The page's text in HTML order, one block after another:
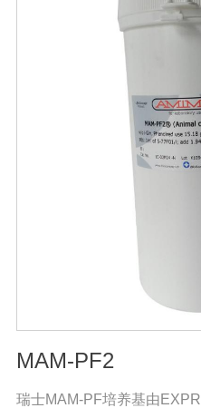
等, 升温后2-3天, 臭味大幅
可达到基本腐熟状态。4、
能杀灭发酵物中的病菌、虫
损失少, 腐殖质含量高, 钾元
量】 本品1公斤可发酵2-3吨
糠或玉米面或者干的发酵物
匀, 堆成堆(夏天堆高控制在
间, 并用薄膜或草帘覆盖,
物揭开)。待温度升到45℃(
一次翻堆, 以后每当堆温达
20天即可达到基本腐熟状态。
MAM-PF2
瑞士MAM-PF培养基由